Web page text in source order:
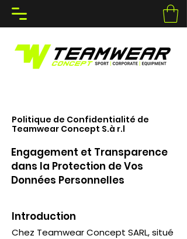
Politique de Confidentialité de
Teamwear Concept S.à r.l
Engagement et Transparence
dans la Protection de Vos
Données Personnelles
Introduction
Chez Teamwear Concept SARL, situé